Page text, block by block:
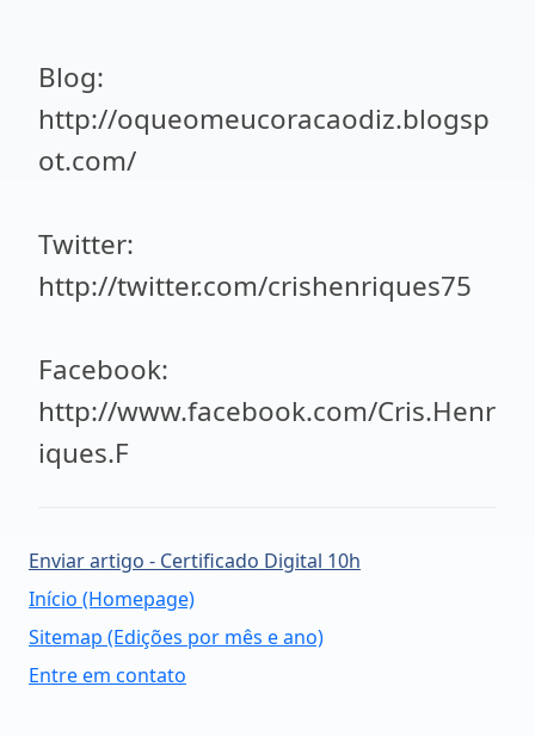
Blog:
http://oqueomeucoracaodiz.blogsp
ot.com/
Twitter:
http://twitter.com/crishenriques75
Facebook:
http://www.facebook.com/Cris.Henr
iques.F
Enviar artigo - Certificado Digital 10h
Início (Homepage)
Sitemap (Edições por mês e ano)
Entre em contato